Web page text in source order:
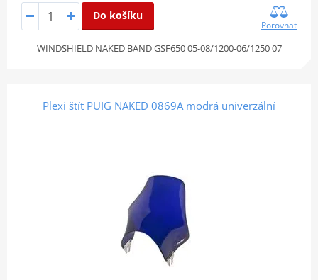
Do košíku
Porovnat
WINDSHIELD NAKED BAND GSF650 05-08/1200-06/1250 07
Plexi štít PUIG NAKED 0869A modrá univerzální